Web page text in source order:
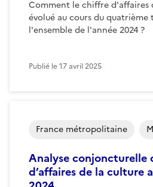
Comment le chiffre d'affaires
évolué au cours du quatrième
l'ensemble de l'année 2024 ?
Publié le17 avril 2025
Analyse conjoncturelle
d’affaires de la culture
France métropolitaine